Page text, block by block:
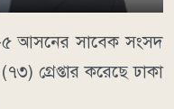
৫ আসনের সাবেক সংসদ
গ্রেপ্তার করেছে ঢাকা